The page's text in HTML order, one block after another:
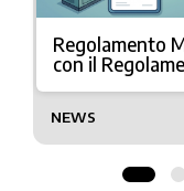
Regolamento
con il
NEWS